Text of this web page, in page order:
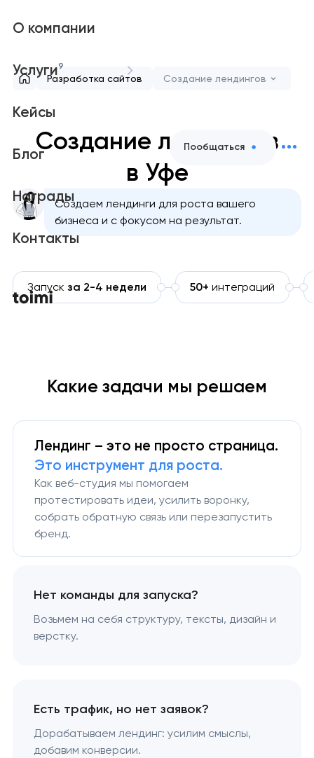
О компании
Услуги9
Кейсы
Блог
Награды
Контакты
Пообщаться
Разработка сайтов Создание лендингов
Создание лендингов
в Уфе
Создаем лендинги для роста вашего
бизнеса и с фокусом на результат.
Запуск за 2-4 недели 50+ интеграций
Какие задачи мы решаем
Лендинг – это не просто страница.
Это инструмент для роста.
Как веб-студия мы помогаем
протестировать идеи, усилить воронку,
собрать обратную связь или перезапустить
бренд.
Нет команды для запуска?
Возьмем на себя структуру, тексты, дизайн и
верстку.
Есть трафик, но нет заявок?
Дорабатываем лендинг: усилим смыслы,
добавим конверсии.